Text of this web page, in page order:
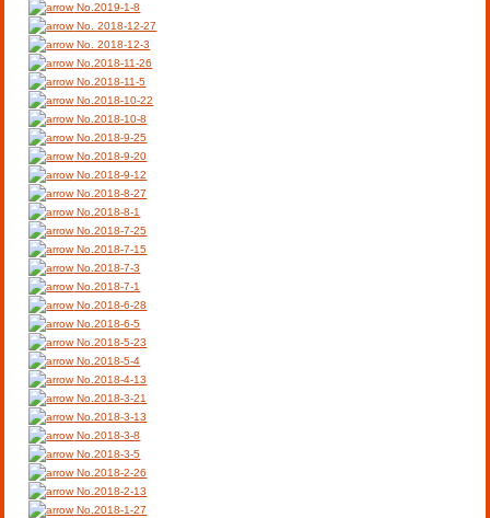
No.2019-1-8
No. 2018-12-27
No. 2018-12-3
No.2018-11-26
No.2018-11-5
No.2018-10-22
No.2018-10-8
No.2018-9-25
No.2018-9-20
No.2018-9-12
No.2018-8-27
No.2018-8-1
No.2018-7-25
No.2018-7-15
No.2018-7-3
No.2018-7-1
No.2018-6-28
No.2018-6-5
No.2018-5-23
No.2018-5-4
No.2018-4-13
No.2018-3-21
No.2018-3-13
No.2018-3-8
No.2018-3-5
No.2018-2-26
No.2018-2-13
No.2018-1-27